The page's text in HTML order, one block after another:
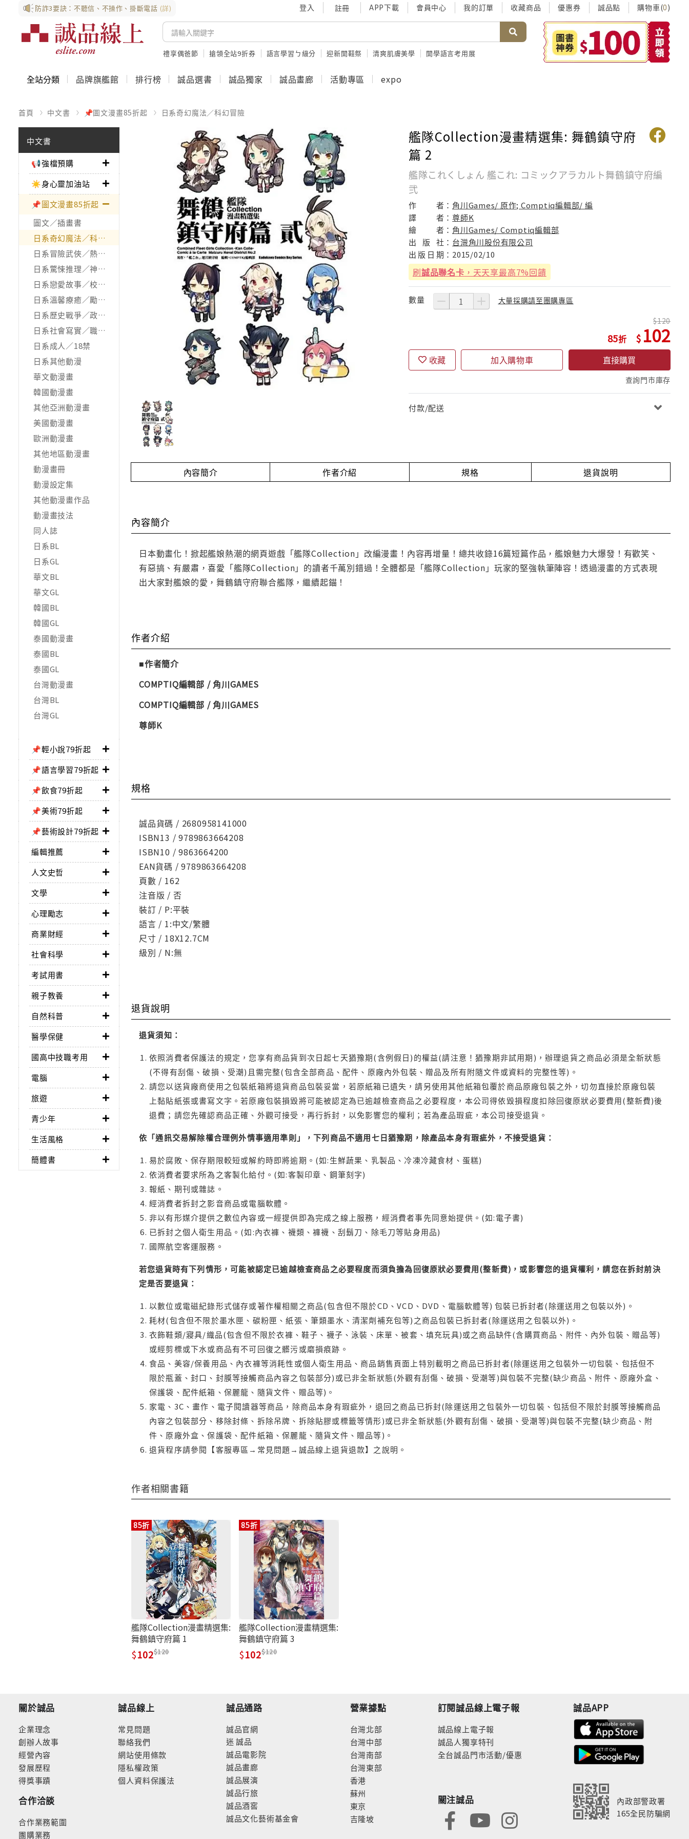
防詐3要訣：不聽信、不操作、掛斷電話 (詳) 登入 註冊 APP下載 會員中心 我的訂單 收藏商品 優惠券 誠品點 購物車(0)
禮享偶爸節 搶領全站9折券 語言學習ㄅ級分 迎新開鞋祭 清爽肌膚美學 開學語言考用展
全站分類 品牌旗艦館 排行榜 誠品選書 誠品獨家 誠品畫廊 活動專區 expo
首頁 中文書 📌圖文漫畫85折起 日系奇幻魔法／科幻冒險
中文書
📢強檔預購
☀️身心靈加油站
📌圖文漫畫85折起
圖文／插畫書
日系奇幻魔法／科幻冒險
日系冒險武俠／熱血運動
日系驚悚推理／神怪靈異
日系戀愛故事／校園青春
日系溫馨療癒／勵志搞笑
日系歷史戰爭／政治宗教
日系社會寫實／職場職人
日系成人／18禁
日系其他動漫
華文動漫畫
韓國動漫畫
其他亞洲動漫畫
美國動漫畫
歐洲動漫畫
其他地區動漫畫
動漫畫冊
動漫設定集
其他動漫畫作品
動漫畫技法
同人誌
日系BL
日系GL
華文BL
華文GL
韓國BL
韓國GL
泰國動漫畫
泰國BL
泰國GL
台灣動漫畫
台灣BL
台灣GL
📌輕小說79折起
📌語言學習79折起
📌飲食79折起
📌美術79折起
📌藝術設計79折起
編輯推薦
人文史哲
文學
心理勵志
商業財經
社會科學
考試用書
親子教養
自然科普
醫學保健
國高中技職考用
電腦
旅遊
青少年
生活風格
簡體書
艦隊Collection漫畫精選集: 舞鶴鎮守府
篇 2
艦隊これくしょん 艦これ: コミックアラカルト舞鶴鎮守府編
弐
作 者： 角川Games/ 原作; Comptiq編輯部/ 編
譯
者：尊師K
繪
者： 角川Games/ Comptiq編輯部
出
版 社： 台灣角川股份有限公司
出 版 日 期： 2015/02/10
刷誠品聯名卡 ，天天享最高7%回饋
數量 大量採購請至團購專區
85
120
102
收藏 加入購物車 直接購買
查詢門市庫存
付款/配送
內容簡介 作者介紹 規格 退貨說明
內容簡介
日本動畫化！掀起艦娘熱潮的網頁遊戲「艦隊Collection」改編漫畫！內容再增量！總共收錄16篇短篇作品，艦娘魅力大爆發！有歡笑、
有惡搞、有嚴肅，喜愛「艦隊Collection」的讀者千萬別錯過！全體都是「艦隊Collection」玩家的堅強執筆陣容！透過漫畫的方式表現
出大家對艦娘的愛，舞鶴鎮守府聯合艦隊，繼續起錨！
作者介紹
■作者簡介
COMPTIQ編輯部 / 角川GAMES
COMPTIQ編輯部 / 角川GAMES
尊師K
規格
誠品貨碼 / 2680958141000
ISBN13 / 9789863664208
ISBN10 / 9863664200
EAN貨碼 / 9789863664208
頁數 / 162
注音版 / 否
裝訂 / P:平裝
語言 / 1:中文/繁體
尺寸 / 18X12.7CM
級別 / N:無
退貨說明
退貨須知：
依照消費者保護法的規定，您享有商品貨到次日起七天猶豫期(含例假日)的權益(請注意！猶豫期非試用期)，辦理退貨之商品必須是全新狀態
(不得有刮傷、破損、受潮)且需完整(包含全部商品、配件、原廠內外包裝、贈品及所有附隨文件或資料的完整性等)。
請您以送貨廠商使用之包裝紙箱將退貨商品包裝妥當，若原紙箱已遺失，請另使用其他紙箱包覆於商品原廠包裝之外，切勿直接於原廠包裝
上黏貼紙張或書寫文字。若原廠包裝損毀將可能被認定為已逾越檢查商品之必要程度，本公司得依毀損程度扣除回復原狀必要費用(整新費)後
退費；請您先確認商品正確、外觀可接受，再行拆封，以免影響您的權利；若為產品瑕疵，本公司接受退貨。
依「通訊交易解除權合理例外情事適用準則」，下列商品不適用七日猶豫期，除產品本身有瑕疵外，不接受退貨：
易於腐敗、保存期限較短或解約時即將逾期。(如:生鮮蔬果、乳製品、冷凍冷藏食材、蛋糕)
依消費者要求所為之客製化給付。(如:客製印章、鋼筆刻字)
報紙、期刊或雜誌。
經消費者拆封之影音商品或電腦軟體。
非以有形媒介提供之數位內容或一經提供即為完成之線上服務，經消費者事先同意始提供。(如:電子書)
已拆封之個人衛生用品。(如:內衣褲、襪類、褲襪、刮鬍刀、除毛刀等貼身用品)
國際航空客運服務。
若您退貨時有下列情形，可能被認定已逾越檢查商品之必要程度而須負擔為回復原狀必要費用(整新費)，或影響您的退貨權利，請您在拆封前決
定是否要退貨：
以數位或電磁紀錄形式儲存或著作權相關之商品(包含但不限於CD、VCD、DVD、電腦軟體等) 包裝已拆封者(除運送用之包裝以外)。
耗材(包含但不限於墨水匣、碳粉匣、紙張、筆類墨水、清潔劑補充包等)之商品包裝已拆封者(除運送用之包裝以外)。
衣飾鞋類/寢具/織品(包含但不限於衣褲、鞋子、襪子、泳裝、床單、被套、填充玩具)或之商品缺件(含購買商品、附件、內外包裝、贈品等)
或經剪標或下水或商品有不可回復之髒污或磨損痕跡。
食品、美容/保養用品、內衣褲等消耗性或個人衛生用品、商品銷售頁面上特別載明之商品已拆封者(除運送用之包裝外一切包裝、包括但不
限於瓶蓋、封口、封膜等接觸商品內容之包裝部分)或已非全新狀態(外觀有刮傷、破損、受潮等)與包裝不完整(缺少商品、附件、原廠外盒、
保護袋、配件紙箱、保麗龍、隨貨文件、贈品等)。
家電、3C、畫作、電子閱讀器等商品，除商品本身有瑕疵外，退回之商品已拆封(除運送用之包裝外一切包裝、包括但不限於封膜等接觸商品
內容之包裝部分、移除封條、拆除吊牌、拆除貼膠或標籤等情形)或已非全新狀態(外觀有刮傷、破損、受潮等)與包裝不完整(缺少商品、附
件、原廠外盒、保護袋、配件紙箱、保麗龍、隨貨文件、贈品等)。
退貨程序請參閱【客服專區→常見問題→誠品線上退貨退款】之說明。
作者相關書籍
85折
艦隊Collection漫畫精選集:
舞鶴鎮守府篇 1
102 120
85折
艦隊Collection漫畫精選集:
舞鶴鎮守府篇 3
102 120
關於誠品
企業理念
創辦人故事
經營內容
發展歷程
得獎事蹟
合作洽談
合作業務範圍
團購業務
誠品線上
常見問題
聯絡我們
網站使用條款
隱私權政策
個人資料保護法
誠品通路
誠品官網
迷 誠品
誠品電影院
誠品畫廊
誠品展演
誠品行旅
誠品酒窖
誠品文化藝術基金會
營業據點
台灣北部
台灣中部
台灣南部
台灣東部
香港
蘇州
東京
吉隆坡
訂閱誠品線上電子報
誠品線上電子報
誠品人獨享特刊
全台誠品門市活動/優惠
關注誠品
誠品APP
內政部警政署
165全民防騙網